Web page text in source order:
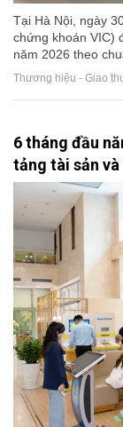
Tại Hà Nội, ngày
chứng khoán VIC)
năm 2026 theo
Thương hiệu - Giao
6 tháng đầu
tảng tài sản